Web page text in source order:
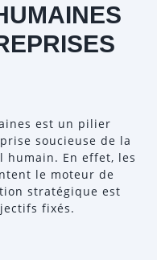
est un pilier
soucieuse de la
humain. En effet, les
le moteur de
stratégique est
fixés.